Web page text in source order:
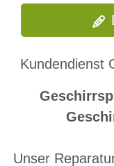
Kundendienst
Unser